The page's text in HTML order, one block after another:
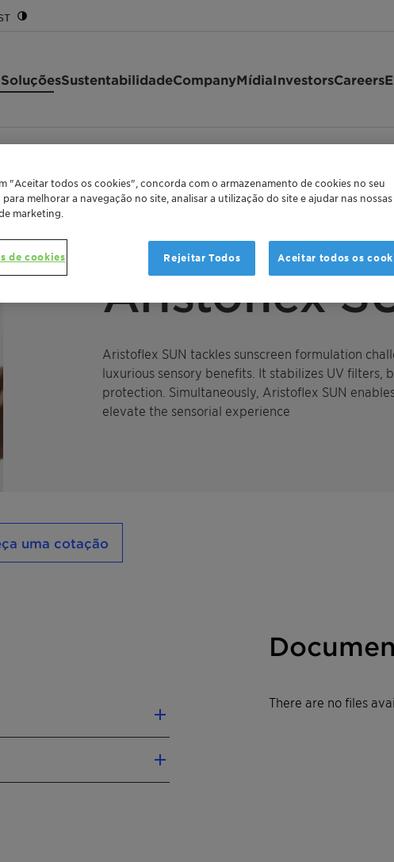
SustentabilidadeCompanyMídiaInvestorsCareers
RHEOLOGY MODIFIER
Aristoflex
Aristoflex SUN tackles sunscreen formulation
luxurious sensory benefits. It stabilizes UV filters,
protection. Simultaneously, Aristoflex SUN
elevate the sensorial experience
uma cotação
There are no files
"Aceitar todos os cookies", concorda com o armazenamento de cookies no seu
melhorar a navegação no site, analisar a utilização do site e ajudar nas nossas
marketing.
de cookies Rejeitar Todos Aceitar todos os